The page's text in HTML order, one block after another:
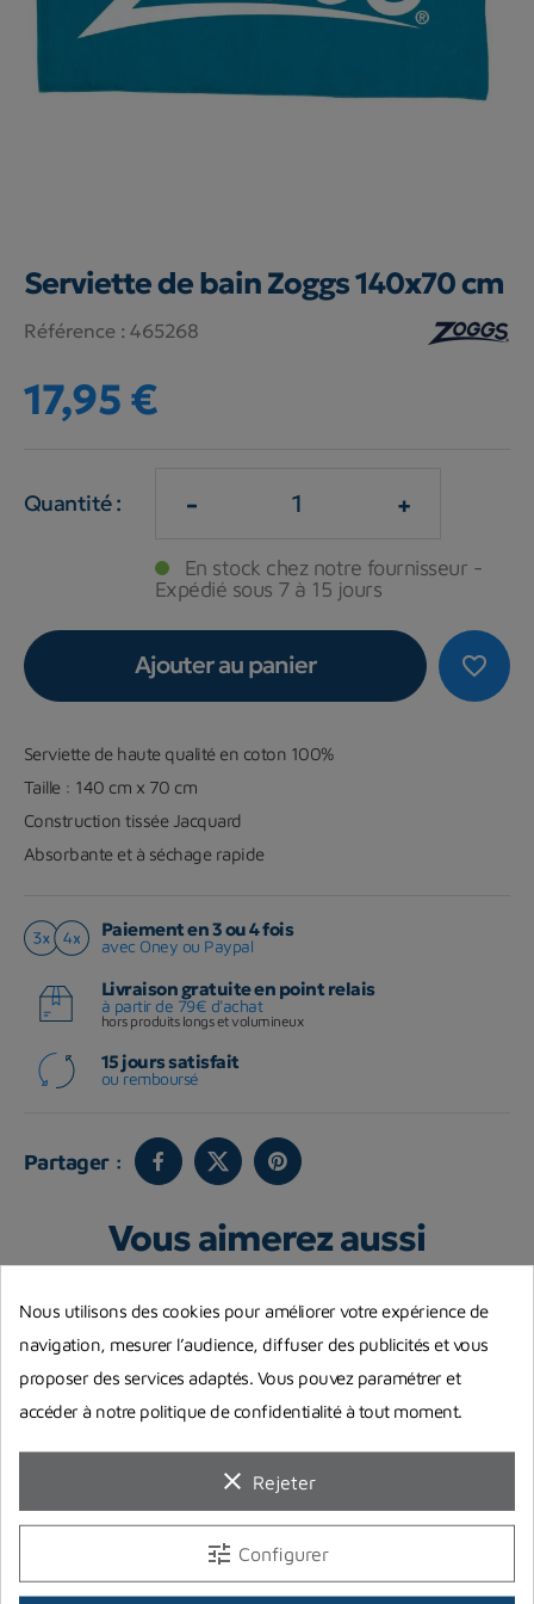
Serviette de bain Zoggs 140x70 cm
Référence : 465268
17,95 €
Quantité : - +
En stock chez notre fournisseur -
Expédié sous 7 à 15 jours
favorite_border
Ajouter au panier
Serviette de haute qualité en coton 100%
Taille : 140 cm x 70 cm
Construction tissée Jacquard
Absorbante et à séchage rapide
Paiement en 3 ou 4 fois
avec Oney ou Paypal
Livraison gratuite en point relais
à partir de 79€ d'achat
hors produits longs et volumineux
15 jours satisfait
ou remboursé
Partager :
Vous aimerez aussi
Bouée Seac Hydra Plomb brut 2 kg
Nous utilisons des cookies pour améliorer votre expérience de
navigation, mesurer l’audience, diffuser des publicités et vous
proposer des services adaptés. Vous pouvez paramétrer et
accéder à notre politique de confidentialité à tout moment.
clear Rejeter
tune Configurer